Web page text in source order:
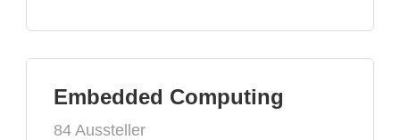
Embedded Computing
84 Aussteller